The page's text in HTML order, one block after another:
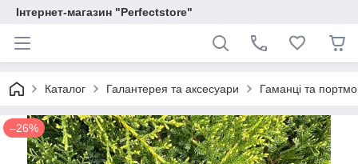
Інтернет-магазин "Perfectstore"
Каталог Галантерея та аксесуари Гаманці та
–26%